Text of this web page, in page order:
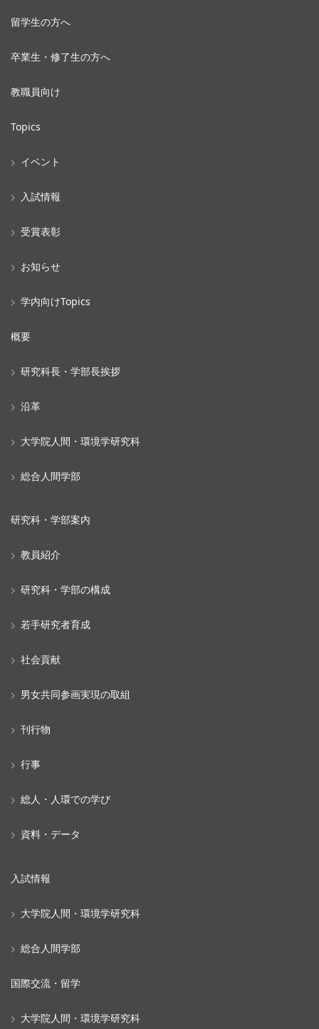
留学生の方へ
卒業生・修了生の方へ
教職員向け
Topics
イベント
入試情報
受賞表彰
お知らせ
学内向けTopics
概要
研究科長・学部長挨拶
沿革
大学院人間・環境学研究科
総合人間学部
研究科・学部案内
教員紹介
研究科・学部の構成
若手研究者育成
社会貢献
男女共同参画実現の取組
刊行物
行事
総人・人環での学び
資料・データ
入試情報
大学院人間・環境学研究科
総合人間学部
国際交流・留学
大学院人間・環境学研究科